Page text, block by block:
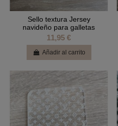
Sello textura Jersey
navideño para galletas
11,95 €
Añadir al carrito